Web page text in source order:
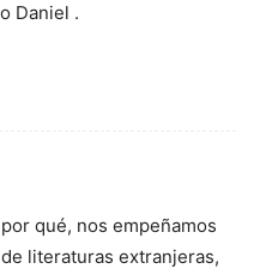
Daniel .
qué, nos empeñamos
literaturas extranjeras,